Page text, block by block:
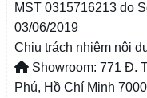
MST 0315716213 do
03/06/2019
Chịu trách nhiệm nội
Showroom: 771 Đ.
Phú, Hồ Chí Minh